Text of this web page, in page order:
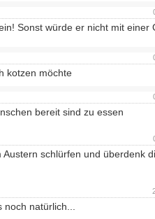
Sonst würde er nicht mit einer
kotzen möchte
bereit sind zu essen
Austern schlürfen und überdenk
natürlich...